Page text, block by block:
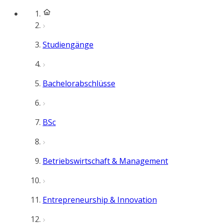
Studiengänge
Bachelorabschlüsse
BSc
Betriebswirtschaft & Management
Entrepreneurship & Innovation